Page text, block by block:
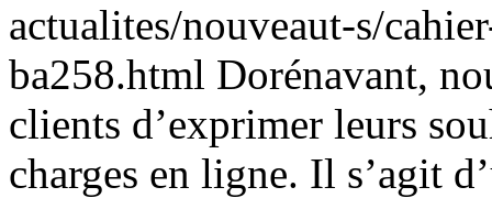
actualites/nouveaut-s/
ba258.html Dorénavant,
clients d’exprimer leurs
charges en ligne. Il s’agit